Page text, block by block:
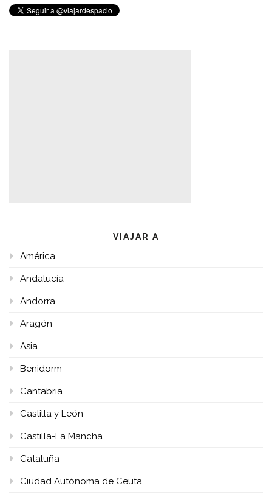
VIAJAR A
América
Andalucía
Andorra
Aragón
Asia
Benidorm
Cantabria
Castilla y León
Castilla-La Mancha
Cataluña
Ciudad Autónoma de Ceuta